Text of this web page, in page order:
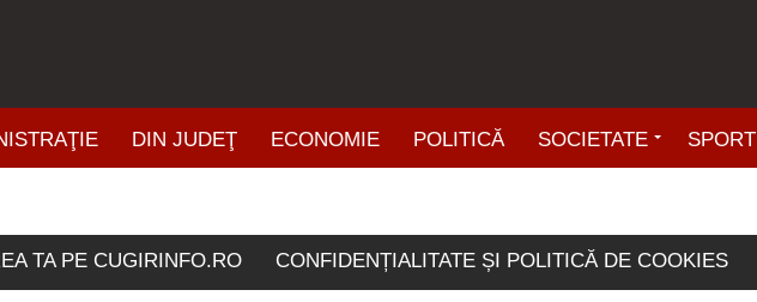
DIN JUDEŢ ECONOMIE POLITICĂ SOCIETATE SPORT
TA PE CUGIRINFO.RO CONFIDENȚIALITATE ȘI POLITICĂ DE COOKIES